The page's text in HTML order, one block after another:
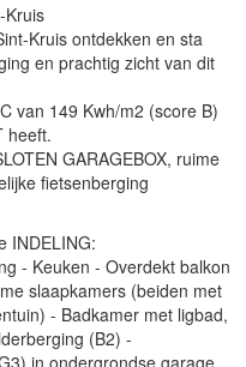
Kruis
Kruis ontdekken en sta
en prachtig zicht van dit
van 149 Kwh/m2 (score B)
heeft.
GARAGEBOX, ruime
fietsenberging
INDELING:
- Keuken - Overdekt balkon
slaapkamers (beiden met
- Badkamer met ligbad,
(B2) -